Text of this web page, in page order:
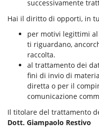
successivamente
Hai il diritto di opporti, in
per motivi legittimi
ti riguardano,
raccolta.
al trattamento dei
fini di invio di
diretta o per il
comunicazione
Il titolare del trattamento
Dott. Giampaolo Restivo